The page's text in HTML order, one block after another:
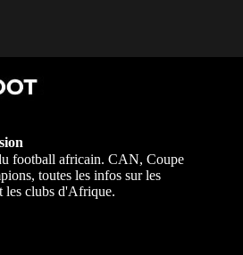
football africain. CAN, Coupe
toutes les infos sur les
les clubs d'Afrique.